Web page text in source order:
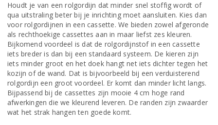
Houdt je van een rolgordijn dat minder snel stoffig wordt of
qua uitstraling beter bij je inrichting moet aansluiten. Kies dan
voor rolgordijnen in een cassette. We bieden zowel afgeronde
als rechthoekige cassettes aan in maar liefst zes kleuren.
Bijkomend voordeel is dat de rolgordijnstof in een cassette
iets breder is dan bij een standaard systeem. De kieren zijn
iets minder groot en het doek hangt net iets dichter tegen het
kozijn of de wand. Dat is bijvoorbeeld bij een verduisterend
rolgordijn een groot voordeel. Er komt dan minder licht langs.
Bijpassend bij de cassettes zijn mooie 4 cm hoge rand
afwerkingen die we kleurend leveren. De randen zijn zwaarder
wat het strak hangen ten goede komt.